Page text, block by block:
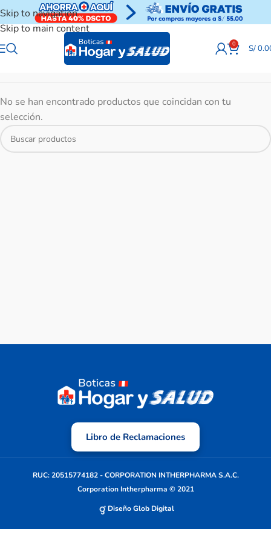
Skip to navigation
Skip to main content
0 S/
No se han encontrado productos que coincidan con tu
selección.
Libro de Reclamaciones
RUC: 20515774182 - CORPORATION INTHERPHARMA S.A.C.
Corporation Intherpharma © 2021
Diseño Glob Digital